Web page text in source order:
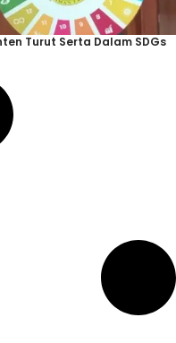
Turut Serta Dalam SDGs